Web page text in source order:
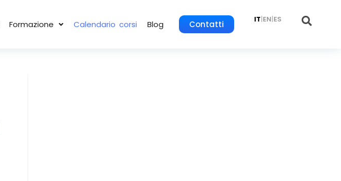
Formazione Calendario corsi Blog Contatti IT|EN|ES